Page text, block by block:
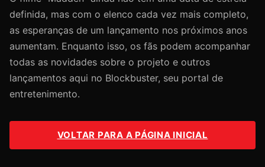
definida, mas com o elenco cada vez mais completo,
as esperanças de um lançamento nos próximos anos
aumentam. Enquanto isso, os fãs podem acompanhar
todas as novidades sobre o projeto e outros
lançamentos aqui no Blockbuster, seu portal de
entretenimento.
VOLTAR PARA A PÁGINA INICIAL